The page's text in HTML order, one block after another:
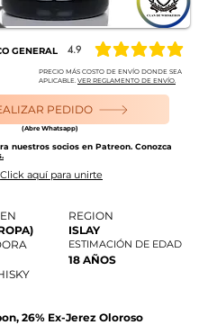
GENERAL 4.9 la calificación
PRECIO MÁS COSTO DE ENVÍO DONDE SEA
APLICABLE. VER REGLAMENTO DE ENVÍO.
PEDIDO
(Abre Whatsapp)
nuestros socios en Patreon. Conozca
Click aquí para unirte
REGION
ISLAY
ESTIMACIÓN DE EDAD
18 AÑOS
26% Ex-Jerez Oloroso